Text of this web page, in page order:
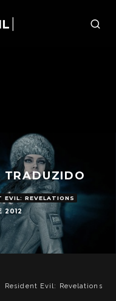
TRADUZIDO
EVIL: REVELATIONS
2012
Resident Evil: Revelations